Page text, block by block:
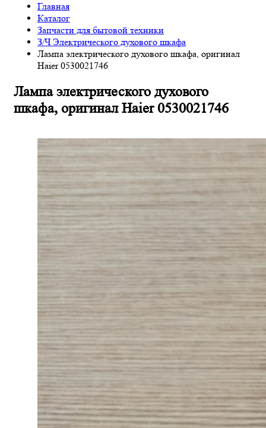
Главная
Каталог
Запчасти для бытовой техники
З/Ч Электрического духового шкафа
Лампа электрического духового шкафа, оригинал
Haier 0530021746
Лампа электрического духового
шкафа, оригинал Haier 0530021746